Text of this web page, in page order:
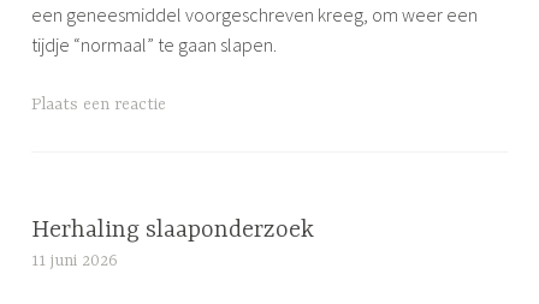
een geneesmiddel voorgeschreven kreeg, om weer een
tijdje “normaal” te gaan slapen.
G
g
g
Plaats een reactie
Herhaling slaaponderzoek
11 juni 2026